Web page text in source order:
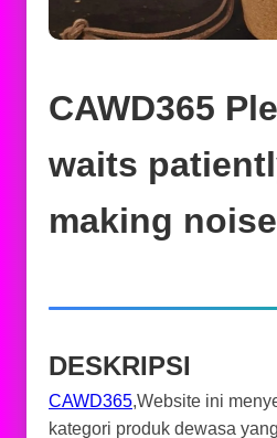
CAWD365
waits
making noise
DESKRIPSI
CAWD365,Website ini
kategori produk dewasa